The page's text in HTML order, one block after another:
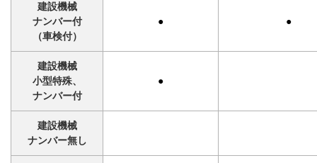
建設機械
ナンバー付
（車検付）
● ●
建設機械
小型特殊、
ナンバー付
●
建設機械
ナンバー無し